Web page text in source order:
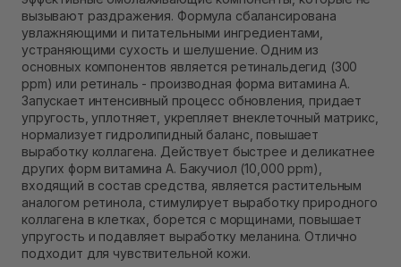
вызывают раздражения. Формула сбалансирована
увлажняющими и питательными ингредиентами,
устраняющими сухость и шелушение. Одним из
основных компонентов является ретинальдегид (300
ppm) или ретиналь - производная форма витамина А.
Запускает интенсивный процесс обновления, придает
упругость, уплотняет, укрепляет внеклеточный матрикс,
нормализует гидролипидный баланс, повышает
выработку коллагена. Действует быстрее и деликатнее
других форм витамина A. Бакучиол (10,000 ppm),
входящий в состав средства, является растительным
аналогом ретинола, стимулирует выработку природного
коллагена в клетках, борется с морщинами, повышает
упругость и подавляет выработку меланина. Отлично
подходит для чувствительной кожи.